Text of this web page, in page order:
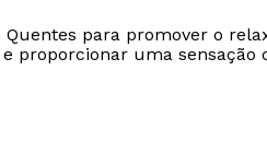
Quentes para promover o
proporcionar uma sensação